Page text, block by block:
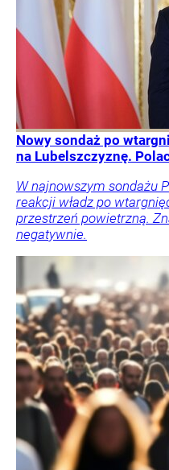
Nowy sondaż po
na Lubelszczyznę.
W najnowszym sondażu
reakcji władz po
przestrzeń powietrzną.
negatywnie.